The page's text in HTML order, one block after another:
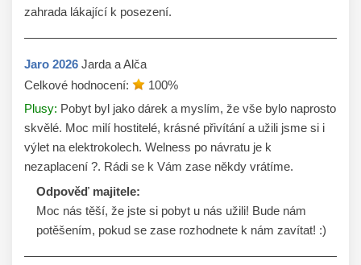
zahrada lákající k posezení.
Jaro 2026 Jarda a Alča
Celkové hodnocení:
100%
Plusy: Pobyt byl jako dárek a myslím, že vše bylo naprosto
skvělé. Moc milí hostitelé, krásné přivítání a užili jsme si i
výlet na elektrokolech. Welness po návratu je k
nezaplacení ?. Rádi se k Vám zase někdy vrátíme.
Odpověď majitele:
Moc nás těší, že jste si pobyt u nás užili! Bude nám
potěšením, pokud se zase rozhodnete k nám zavítat! :)